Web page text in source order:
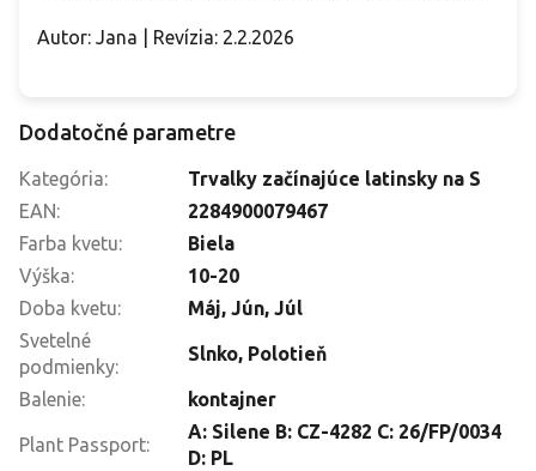
Autor: Jana | Revízia: 2.2.2026
Dodatočné parametre
Kategória:
Trvalky začínajúce latinsky na S
EAN:
2284900079467
Farba kvetu:
Biela
Výška:
10-20
Doba kvetu: Máj, Jún, Júl
Svetelné
podmienky:
Slnko, Polotieň
Balenie: kontajner
Plant Passport:
A: Silene B: CZ-4282 C: 26/FP/0034
D: PL